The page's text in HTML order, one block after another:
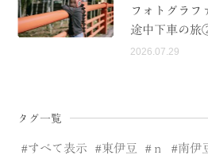
フォトグラフ
途中下車の
2026.07.29
タグ一覧
すべて表示 東伊豆 ｎ 南伊